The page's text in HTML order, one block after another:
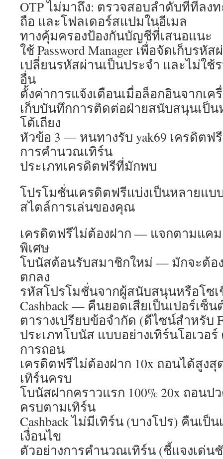
OTP ไม่มาถึง: ตรวจสอบลำดับที่ที่ล
ถือ และโฟลเดอร์สแปมในอีเมล
ทางคุ้มครองป้องกันบัญชีที่เสนอแนะ
ใช้ Password Manager เพื่อจัดเก็บร
เปลี่ยนรหัสผ่านเป็นประจำ และไม่ใ
อื่น
ตั้งค่าการแจ้งเตือนเมื่อล็อกอินจากเค
เก็บบันทึกการติดต่อฝ่ายสนับสนุนเป็
โต้เถียง
หัวข้อ 3 — หนทางรับ yak69 เครดิต
การคำนวณเทิร์น
ประเภทเครดิตฟรีที่มักพบ
โปรโมชั่นเครดิตฟรีแบ่งเป็นหลายแบ
สไตล์การเล่นของคุณ
เครดิตฟรีไม่ต้องฝาก — แจกตามแค
พิเศษ
โบนัสต้อนรับสมาชิกใหม่ — มักจะต้อ
ตกลง
รหัสโปรโมชั่นจากผู้สนับสนุนหรือโซเ
Cashback — คืนยอดเสียเป็นเปอร์เซ็
ตารางเปรียบข้อจำกัด (ดีไซน์สำหรับ
ประเภทโบนัส แบบอย่างเทิร์นโอเวอ
การถอน
เครดิตฟรีไม่ต้องฝาก 10x ถอนได้สูงสุ
เทิร์นครบ
โบนัสฝากคราวแรก 100% 20x ถอน
ครบตามเทิร์น
Cashback ไม่มีเทิร์น (บางโปร) คืนเ
เงื่อนไข
ตัวอย่างการคำนวณเทิร์น (ชี้แจงเด่น